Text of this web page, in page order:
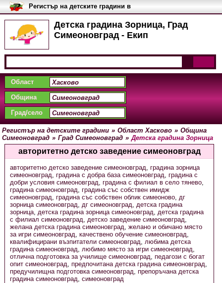
Детска градина Зорница, Град
Симеоновград - Екип
Регистър на детските градини в
България
Област
Община
Град/село
Регистър на детските градини » Област Хасково » Община
Симеоновград » Град Симеоновград » Детска градина Зорница
авторитетно детско заведение симеоновград
авторитетно детско заведение симеоновград, градина зорница
симеоновград, градина с добра база симеоновград, градина с
добри условия симеоновград, градина с филиал в село тянево,
градина симеоновград, градина със собствен имидж
симеоновград, градина със собствен облик симеоново, дг
зорница симеоновград, дг симеоновград, детска градина
зорница, детска градина зорница симеоновград, детска градина
с филиал симеоновград, детско заведение симеоновград,
желана детска градина симеоновград, желано и обичано място
за игри симеоновград, качествено обучение симеоновград,
квалифицирани възпитатели симеоновград, любима детска
градина симеоновград, любимо място за игри симеоновград,
отлична подготовка за училище симеоновград, педагози с богат
опит симеоновград, предпочитана детска градина симеоновград,
предучилищна подготовка симеоновград, препоръчана детска
градина симеоновград, симеоновград